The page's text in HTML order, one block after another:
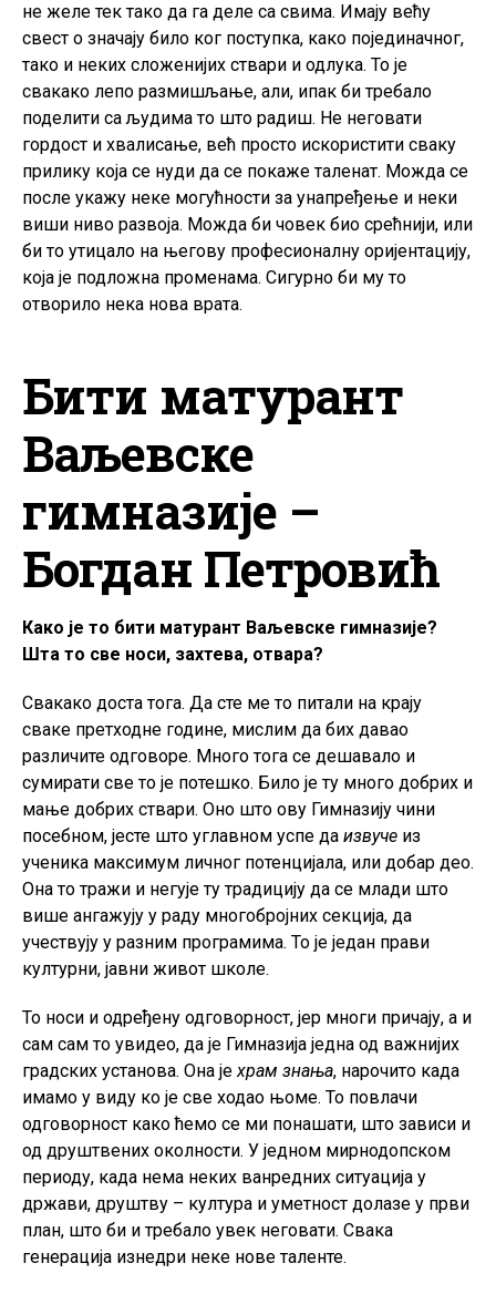
не желе тек тако да га деле са свима. Имају већу
свест о значају било ког поступка, како појединачног,
тако и неких сложенијих ствари и одлука. То је
свакако лепо размишљање, али, ипак би требало
поделити са људима то што радиш. Не неговати
гордост и хвалисање, већ просто искористити сваку
прилику која се нуди да се покаже таленат. Можда се
после укажу неке могућности за унапређење и неки
виши ниво развоја. Можда би човек био срећнији, или
би то утицало на његову професионалну оријентацију,
која је подложна променама. Сигурно би му то
отворило нека нова врата.
Бити матурант
Ваљевске
гимназије –
Богдан Петровић
Како је то бити матурант Ваљевске гимназије?
Шта то све носи, захтева, отвара?
Свакако доста тога. Да сте ме то питали на крају
сваке претходне године, мислим да бих давао
различите одговоре. Много тога се дешавало и
сумирати све то је потешко. Било је ту много добрих и
мање добрих ствари. Оно што ову Гимназију чини
посебном, јесте што углавном успе да извуче из
ученика максимум личног потенцијала, или добар део.
Она то тражи и негује ту традицију да се млади што
више ангажују у раду многобројних секција, да
учествују у разним програмима. То је један прави
културни, јавни живот школе.
То носи и одређену одговорност, јер многи причају, а и
сам сам то увидео, да је Гимназија једна од важнијих
градских установа. Она јехрам знања, нарочито када
имамо у виду ко је све ходао њоме. То повлачи
одговорност како ћемо се ми понашати, што зависи и
од друштвених околности. У једном мирнодопском
периоду, када нема неких ванредних ситуација у
држави, друштву – култура и уметност долазе у први
план, што би и требало увек неговати. Свака
генерација изнедри неке нове таленте.